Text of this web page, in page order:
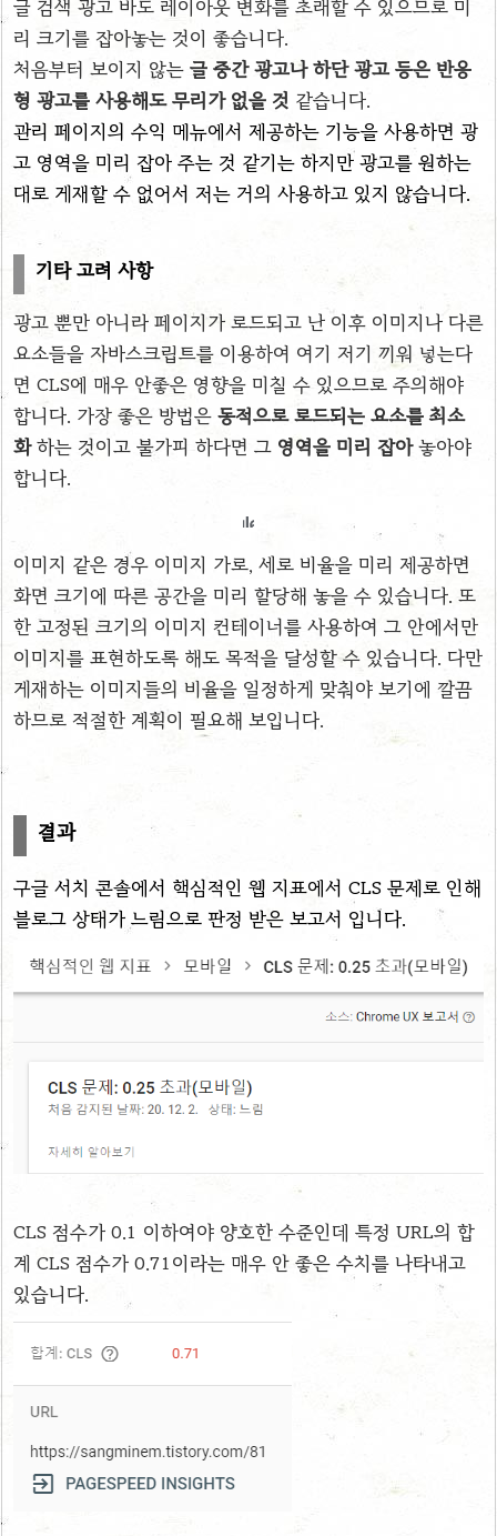
글 검색 광고 바도 레이아웃 변화를 초래할 수 있으므로 미
리 크기를 잡아놓는 것이 좋습니다.
처음부터 보이지 않는 글 중간 광고나 하단 광고 등은 반응
형 광고를 사용해도 무리가 없을 것 같습니다.
관리 페이지의 수익 메뉴에서 제공하는 기능을 사용하면 광
고 영역을 미리 잡아 주는 것 같기는 하지만 광고를 원하는
대로 게재할 수 없어서 저는 거의 사용하고 있지 않습니다.
기타 고려 사항
광고 뿐만 아니라 페이지가 로드되고 난 이후 이미지나 다른
요소들을 자바스크립트를 이용하여 여 기 저기 끼워 넣는다
면 CLS에 매우 안좋은 영향을 미칠 수 있으므로 주의해야
합니다. 가장 좋은 방법은 동적으로 로드되는 요소를 최소
화 하는 것이고 불가피 하다면 그 영역을 미리 잡아 놓아야
합니다.
이미지 같은 경우 이미지 가로, 세로 비율을 미리 제공하면
화면 크기에 따른 공간을 미리 할당해 놓을 수 있습니다. 또
한 고정된 크기의 이미지 컨테이너를 사용하여 그 안에서만
이미지를 표현하도록 해도 목적을 달성할 수 있습니다. 다만
게재하는 이미지들의 비율을 일정하게 맞춰야 보기에 깔끔
하므로 적절한 계획이 필요해 보입니다.
결과
구글 서치 콘솔에서 핵심적인 웹 지표에서 CLS 문제로 인해
블로그 상태가 느림으로 판정 받은 보고서 입니다.
CLS 점수가 0.1 이하여야 양호한 수준인데 특정 URL의 합
계 CLS 점수가 0.71이라는 매우 안 좋은 수치를 나타내고
있습니다.